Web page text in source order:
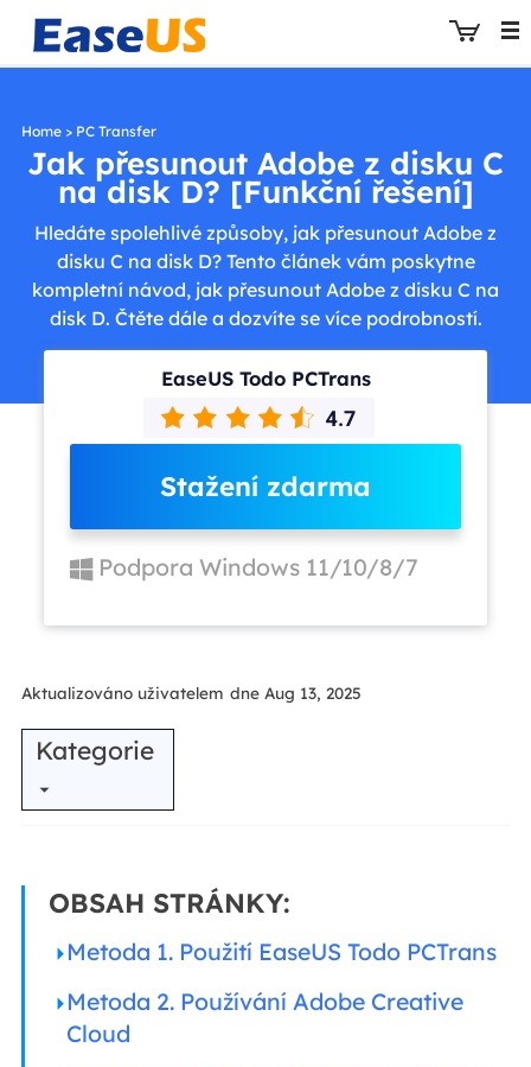
EaseUS
Home> PC Transfer
Jak přesunout Adobe z disku C
na disk D? [Funkční řešení]
Hledáte spolehlivé způsoby, jak přesunout Adobe z
disku C na disk D? Tento článek vám poskytne
kompletní návod, jak přesunout Adobe z disku C na
disk D. Čtěte dále a dozvíte se více podrobností.
EaseUS Todo PCTrans
Stažení zdarma
Podpora Windows 11/10/8/7
Aktualizováno uživatelem dne Aug 13, 2025
Kategorie
OBSAH STRÁNKY:
Metoda 1. Použití EaseUS Todo PCTrans
Metoda 2. Používání Adobe Creative
Cloud